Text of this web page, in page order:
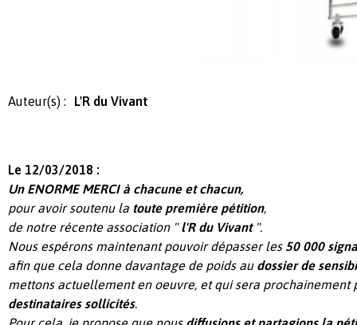
Auteur(s) : L'R du Vivant
Le 12/03/2018 :
Un ENORME MERCI à chacune et chacun,
pour avoir soutenu la toute première pétition,
de notre récente association "l'R du Vivant".
Nous espérons maintenant pouvoir dépasser les 50 000
afin que cela donne davantage de poids au dossier de
mettons actuellement en oeuvre, et qui sera prochainement
destinataires sollicités.